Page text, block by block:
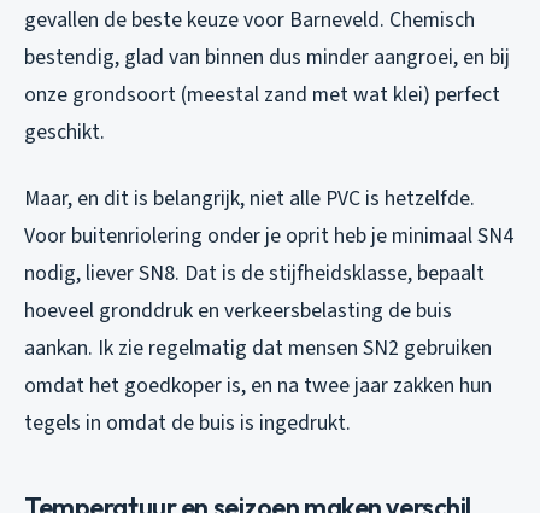
gevallen de beste keuze voor Barneveld. Chemisch
bestendig, glad van binnen dus minder aangroei, en bij
onze grondsoort (meestal zand met wat klei) perfect
geschikt.
Maar, en dit is belangrijk, niet alle PVC is hetzelfde.
Voor buitenriolering onder je oprit heb je minimaal SN4
nodig, liever SN8. Dat is de stijfheidsklasse, bepaalt
hoeveel gronddruk en verkeersbelasting de buis
aankan. Ik zie regelmatig dat mensen SN2 gebruiken
omdat het goedkoper is, en na twee jaar zakken hun
tegels in omdat de buis is ingedrukt.